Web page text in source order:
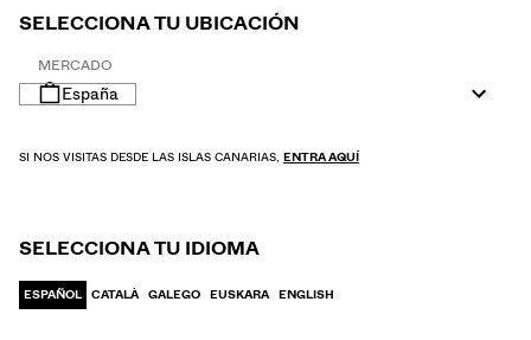
SELECCIONA TU UBICACIÓN
MERCADO
España
SI NOS VISITAS DESDE LAS ISLAS CANARIAS, ENTRA AQUÍ
SELECCIONA TU IDIOMA
ESPAÑOL CATALÀ GALEGO EUSKARA ENGLISH